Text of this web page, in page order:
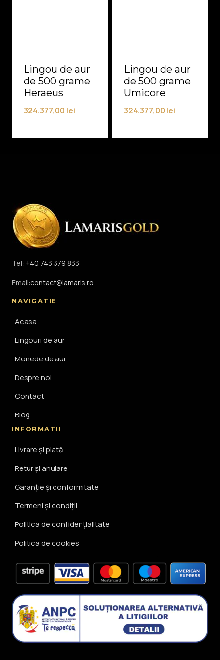
Lingou de aur
de 500 grame
Heraeus
324.377,00 lei
Lingou de aur
de 500 grame
Umicore
324.377,00 lei
Tel: +40 743 379 833
Email:contact@lamaris.ro
NAVIGATIE
Acasa
Lingouri de aur
Monede de aur
Despre noi
Contact
Blog
INFORMATII
Livrare și plată
Retur și anulare
Garanție și conformitate
Termeni și condiții
Politica de confidențialitate
Politica de cookies